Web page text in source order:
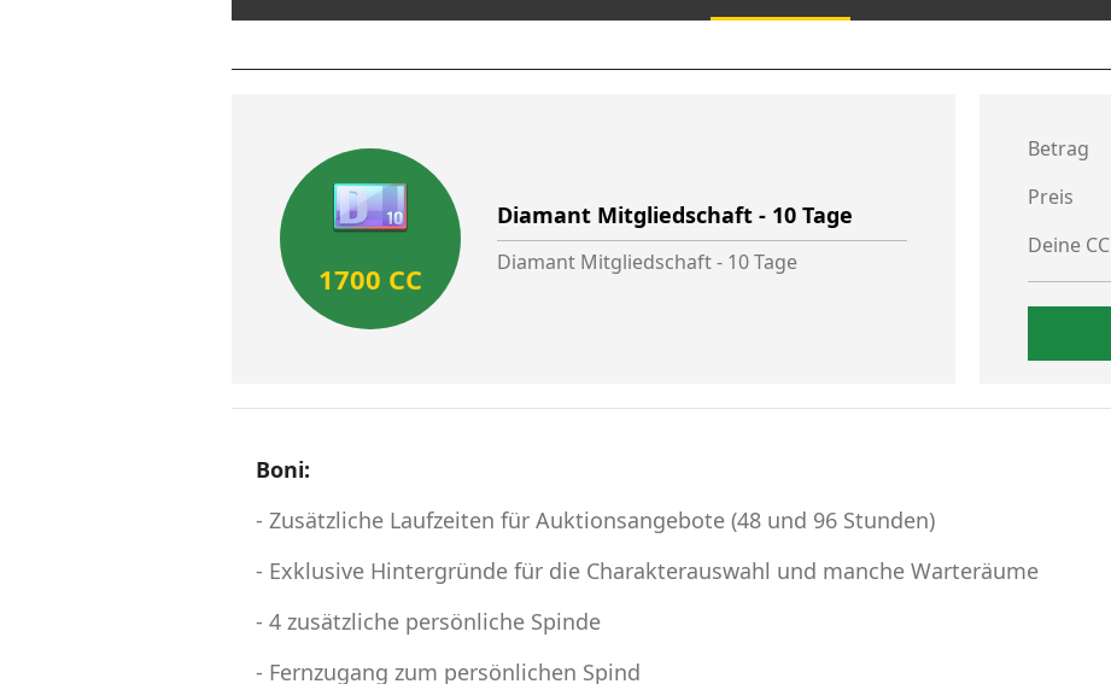
Diamant Mitgliedschaft - 10 Tage
Diamant Mitgliedschaft - 10 Tage
1700 CC
Betrag
Preis
Deine CC
Boni:
- Zusätzliche Laufzeiten für Auktionsangebote (48 und 96 Stunden)
- Exklusive Hintergründe für die Charakterauswahl und manche Warteräume
- 4 zusätzliche persönliche Spinde
- Fernzugang zum persönlichen Spind